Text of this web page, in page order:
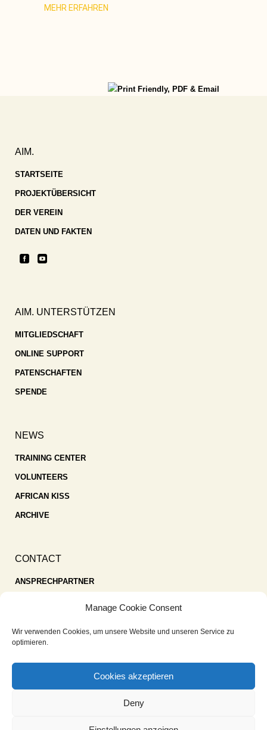
Manage Cookie Consent
Wir verwenden Cookies, um unsere Website und unseren Service zu
optimieren.
Cookies akzeptieren
Deny
MEHR ERFAHREN
AIM.
STARTSEITE
PROJEKTÜBERSICHT
DER VEREIN
DATEN UND FAKTEN
AIM. UNTERSTÜTZEN
MITGLIEDSCHAFT
ONLINE SUPPORT
PATENSCHAFTEN
SPENDE
NEWS
TRAINING CENTER
VOLUNTEERS
AFRICAN KISS
ARCHIVE
CONTACT
ANSPRECHPARTNER
IMPRESSUM
COOKIE-RICHTLINIE (EU)